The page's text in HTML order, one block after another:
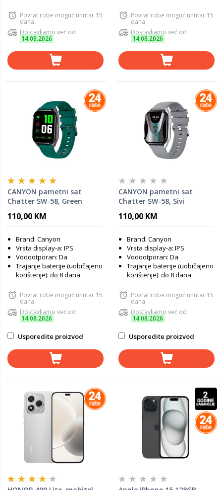
Povrat robe moguć unutar 15
dana
Dostavljamo već od
14.08.2026
Povrat robe moguć unutar 15
dana
Dostavljamo već od
14.08.2026
CANYON pametni sat
Chatter SW-58, Green
110,00 KM
Brand: Canyon
Vrsta display-a: IPS
Vodootporan: Da
Trajanje baterije (uobičajeno
korištenje): do 8 dana
Povrat robe moguć unutar 15
dana
Dostavljamo već od
14.08.2026
Usporedite proizvod
CANYON pametni sat
Chatter SW-58, Sivi
110,00 KM
Brand: Canyon
Vrsta display-a: IPS
Vodootporan: Da
Trajanje baterije (uobičajeno
korištenje): do 8 dana
Povrat robe moguć unutar 15
dana
Dostavljamo već od
14.08.2026
Usporedite proizvod